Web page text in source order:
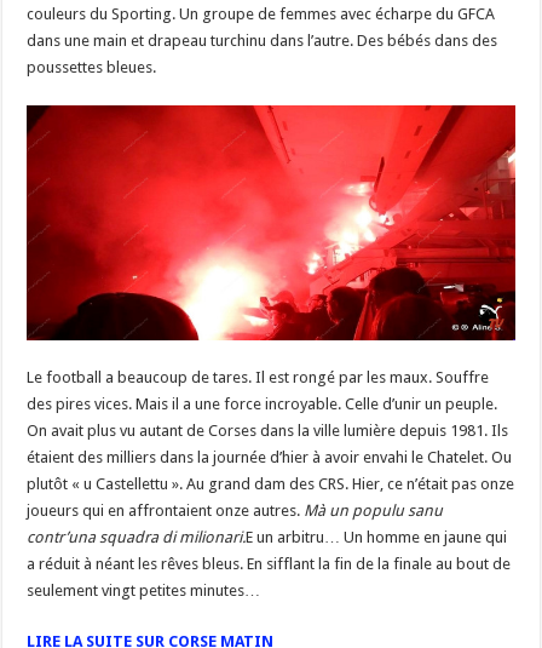
couleurs du Sporting. Un groupe de femmes avec écharpe du GFCA
dans une main et drapeau turchinu dans l’autre. Des bébés dans des
poussettes bleues.
Le football a beaucoup de tares. Il est rongé par les maux. Souffre
des pires vices. Mais il a une force incroyable. Celle d’unir un peuple.
On avait plus vu autant de Corses dans la ville lumière depuis 1981. Ils
étaient des milliers dans la journée d’hier à avoir envahi le Chatelet. Ou
plutôt « u Castellettu ». Au grand dam des CRS. Hier, ce n’était pas onze
joueurs qui en affrontaient onze autres. Mà un populu sanu
contr’una squadra di milionari.E un arbitru… Un homme en jaune qui
a réduit à néant les rêves bleus. En sifflant la fin de la finale au bout de
seulement vingt petites minutes…
LIRE LA SUITE SUR CORSE MATIN